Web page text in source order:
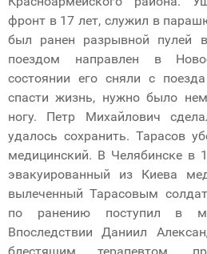
фронт в 17 лет, служил в
был ранен разрывной пулей
поездом направлен в
состоянии его сняли с
спасти жизнь, нужно было
ногу. Петр Михайлович
удалось сохранить. Тарасов
медицинский. В Челябинске в
эвакуированный из Киева
вылеченный Тарасовым
по ранению поступил в
Впоследствии Даниил
блестящим терапевтом,